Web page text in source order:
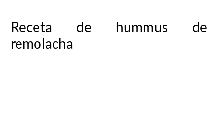
Receta de hummus de
remolacha